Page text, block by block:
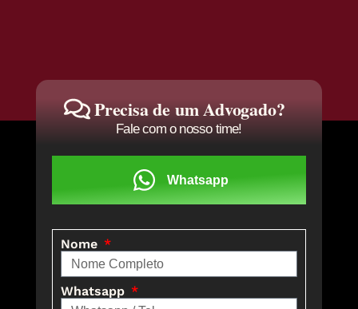
Precisa de um Advogado?
Fale com o nosso time!
Whatsapp
Nome
Whatsapp